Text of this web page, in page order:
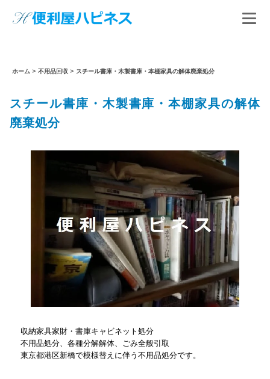
ホーム > 不用品回収 > スチール書庫・木製書庫・本棚家具の解体廃棄処分
スチール書庫・木製書庫・本棚家具の解体
廃棄処分
収納家具家財・書庫キャビネット処分
不用品処分、各種分解解体、ごみ全般引取
東京都港区新橋で模様替えに伴う不用品処分です。